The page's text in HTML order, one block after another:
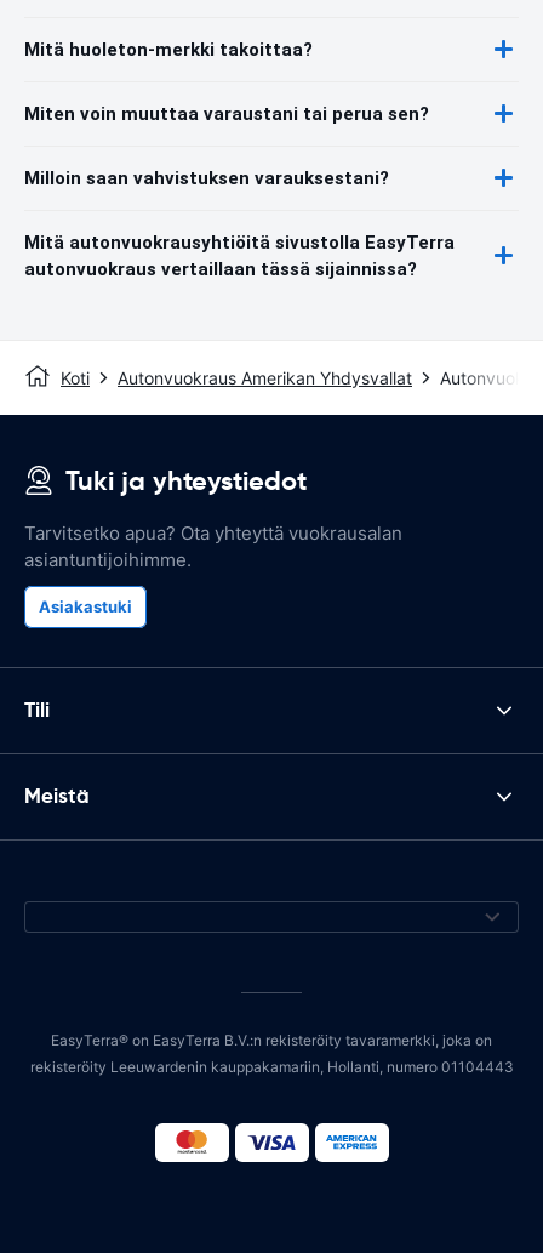
Mitä huoleton-merkki takoittaa?
Miten voin muuttaa varaustani tai perua sen?
Milloin saan vahvistuksen varauksestani?
Mitä autonvuokrausyhtiöitä sivustolla EasyTerra
autonvuokraus vertaillaan tässä sijainnissa?
Koti Autonvuokraus Amerikan Yhdysvallat
Tuki ja yhteystiedot
Tarvitsetko apua? Ota yhteyttä vuokrausalan
asiantuntijoihimme.
Asiakastuki
Tili
Meistä
EasyTerra® on EasyTerra B.V.:n rekisteröity tavaramerkki, joka on
rekisteröity Leeuwardenin kauppakamariin, Hollanti, numero 01104443